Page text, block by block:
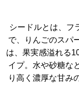
シードルとは、フ
で、りんごのスパ
は、果実感溢れる
イプ。水や砂糖な
り高く濃厚な甘み